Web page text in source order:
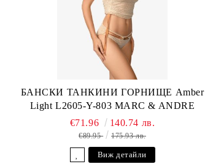
БАНСКИ ТАНКИНИ ГОРНИЩЕ Amber
Light L2605-Y-803 MARC & ANDRE
€71.96 140.74 лв.
€89.95 175.93 лв.
Виж детайли